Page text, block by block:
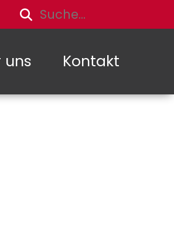
uns Kontakt